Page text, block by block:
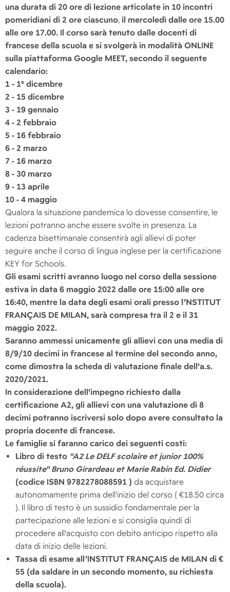
una durata di 20 ore di lezione articolate in 10 incontri
pomeridiani di 2 ore ciascuno, il mercoledì dalle ore 15.00
alle ore 17.00. Il corso sarà tenuto dalle docenti di
francese della scuola e si svolgerà in modalità ONLINE
sulla piattaforma Google MEET, secondo il seguente
calendario:
1 - 1° dicembre
2 - 15 dicembre
3 - 19 gennaio
4 - 2 febbraio
5 - 16 febbraio
6 - 2 marzo
7 - 16 marzo
8 - 30 marzo
9 - 13 aprile
10 - 4 maggio
Qualora la situazione pandemica lo dovesse consentire, le
lezioni potranno anche essere svolte in presenza. La
cadenza bisettimanale consentirà agli allievi di poter
seguire anche il corso di lingua inglese per la certificazione
KEY for Schools.
Gli esami scritti avranno luogo nel corso della sessione
estiva in data 6 maggio 2022 dalle ore 15:00 alle ore
16:40, mentre la data degli esami orali presso l’NSTITUT
FRANÇAIS DE MILAN, sarà compresa tra il 2 e il 31
maggio 2022.
Saranno ammessi unicamente gli allievi con una media di
8/9/10 decimi in francese al termine del secondo anno,
come dimostra la scheda di valutazione finale dell'a.s.
2020/2021.
In considerazione dell'impegno richiesto dalla
certificazione A2, gli allievi con una valutazione di 8
decimi potranno iscriversi solo dopo avere consultato la
propria docente di francese.
Le famiglie si faranno carico dei seguenti costi:
Libro di testo "A2 Le DELF scolaire et junior 100%
réussite" Bruno Girardeau et Marie Rabin Ed. Didier
(codice ISBN 9782278088591 ) da acquistare
autonomamente prima dell'inizio del corso ( €18.50 circa
). Il libro di testo è un sussidio fondamentale per la
partecipazione alle lezioni e si consiglia quindi di
procedere all'acquisto con debito anticipo rispetto alla
data di inizio delle lezioni.
Tassa di esame all’INSTITUT FRANÇAIS de MILAN di €
55 (da saldare in un secondo momento, su richiesta
della scuola).